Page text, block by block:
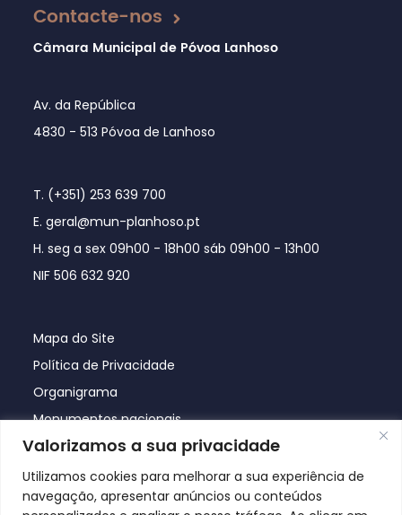
Valorizamos a sua privacidade
Utilizamos cookies para melhorar a sua experiência de
navegação, apresentar anúncios ou conteúdos
Contacte-nos
Câmara Municipal de Póvoa Lanhoso
Av. da República
4830 - 513 Póvoa de Lanhoso
T. (+351) 253 639 700
E. geral@mun-planhoso.pt
H. seg a sex 09h00 - 18h00 sáb 09h00 - 13h00
NIF 506 632 920
Mapa do Site
Política de Privacidade
Organigrama
Monumentos nacionais